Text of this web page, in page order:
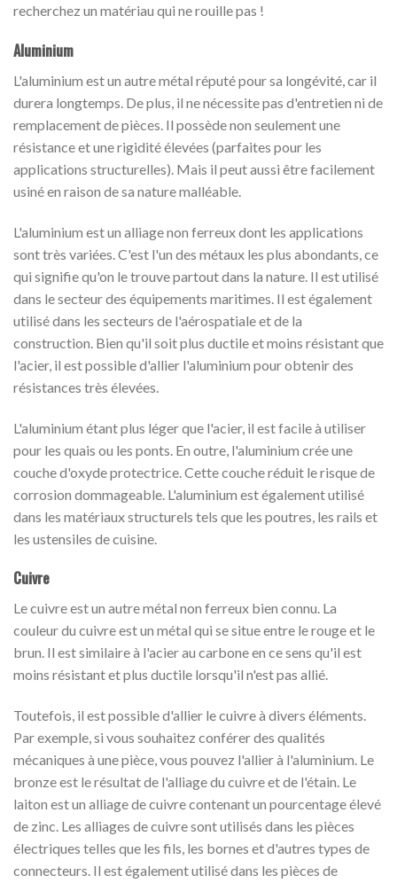
recherchez un matériau qui ne rouille pas !
Aluminium
L'aluminium est un autre métal réputé pour sa longévité, car il
durera longtemps. De plus, il ne nécessite pas d'entretien ni de
remplacement de pièces. Il possède non seulement une
résistance et une rigidité élevées (parfaites pour les
applications structurelles). Mais il peut aussi être facilement
usiné en raison de sa nature malléable.
L'aluminium est un alliage non ferreux dont les applications
sont très variées. C'est l'un des métaux les plus abondants, ce
qui signifie qu'on le trouve partout dans la nature. Il est utilisé
dans le secteur des équipements maritimes. Il est également
utilisé dans les secteurs de l'aérospatiale et de la
construction. Bien qu'il soit plus ductile et moins résistant que
l'acier, il est possible d'allier l'aluminium pour obtenir des
résistances très élevées.
L'aluminium étant plus léger que l'acier, il est facile à utiliser
pour les quais ou les ponts. En outre, l'aluminium crée une
couche d'oxyde protectrice. Cette couche réduit le risque de
corrosion dommageable. L'aluminium est également utilisé
dans les matériaux structurels tels que les poutres, les rails et
les ustensiles de cuisine.
Cuivre
Le cuivre est un autre métal non ferreux bien connu. La
couleur du cuivre est un métal qui se situe entre le rouge et le
brun. Il est similaire à l'acier au carbone en ce sens qu'il est
moins résistant et plus ductile lorsqu'il n'est pas allié.
Toutefois, il est possible d'allier le cuivre à divers éléments.
Par exemple, si vous souhaitez conférer des qualités
mécaniques à une pièce, vous pouvez l'allier à l'aluminium. Le
bronze est le résultat de l'alliage du cuivre et de l'étain. Le
laiton est un alliage de cuivre contenant un pourcentage élevé
de zinc. Les alliages de cuivre sont utilisés dans les pièces
électriques telles que les fils, les bornes et d'autres types de
connecteurs. Il est également utilisé dans les pièces de